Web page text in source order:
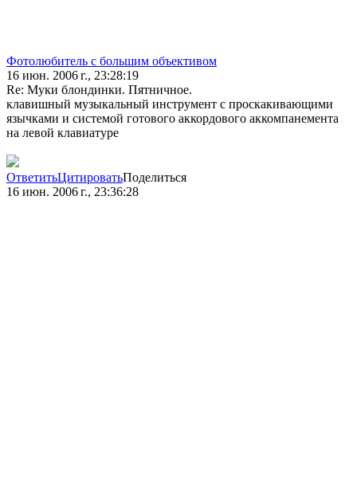
Фотолюбитель с большим объективом
16 июн. 2006 г., 23:28:19
Re: Муки блондинки. Пятничное.
клавишный музыкальный инструмент с проскакивающими
язычками и системой готового аккордового аккомпанемента
на левой клавиатуре
ОтветитьЦитироватьПоделиться
16 июн. 2006 г., 23:36:28